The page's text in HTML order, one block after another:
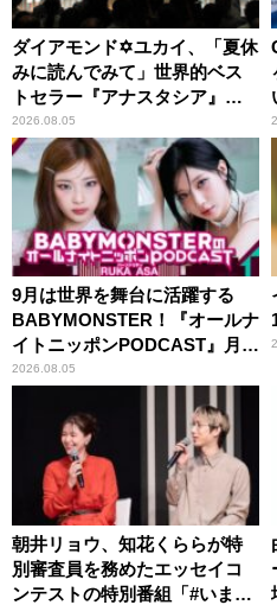
ダイアモンド✡ユカイ、「夏休
みに読んでみて」世界的ベス
トセラー『アナスタシア』を
紹介
2026.08.05
9月は世界を舞台に活躍する
BABYMONSTER！『オールナ
イトニッポンPODCAST』月替
わりパーソナリティ
2026.08.05
朝井リョウ、知花くららが特
別審査員を務めたエッセイコ
ンテストの特別番組「#いまあ